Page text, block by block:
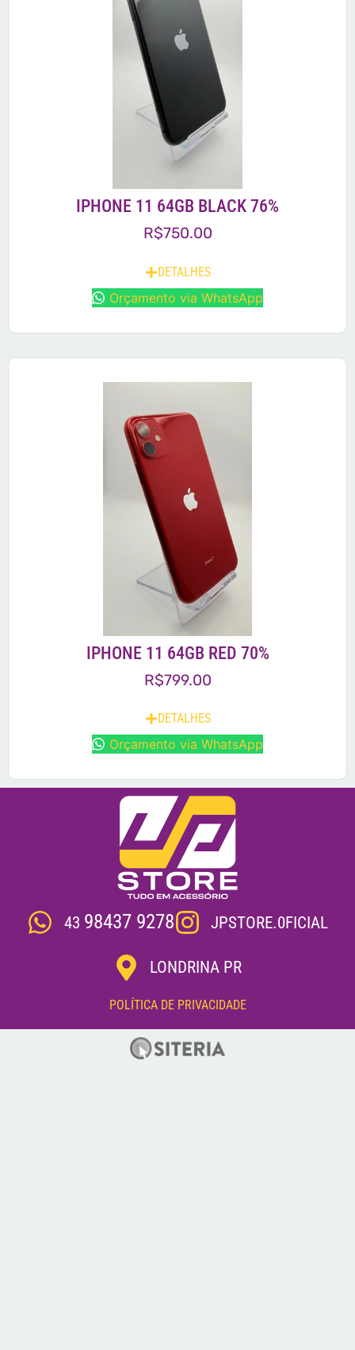
IPHONE 11 64GB BLACK 76%
R$750.00
DETALHES
Orçamento via WhatsApp
IPHONE 11 64GB RED 70%
R$799.00
DETALHES
Orçamento via WhatsApp
43 98437 9278 JPSTORE.0FICIAL
LONDRINA PR
POLÍTICA DE PRIVACIDADE